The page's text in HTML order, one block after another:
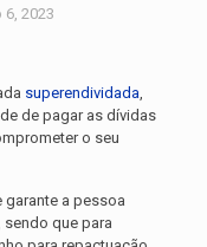
6, 2023
superendividada,
de pagar as dívidas
o seu
garante a pessoa
que para